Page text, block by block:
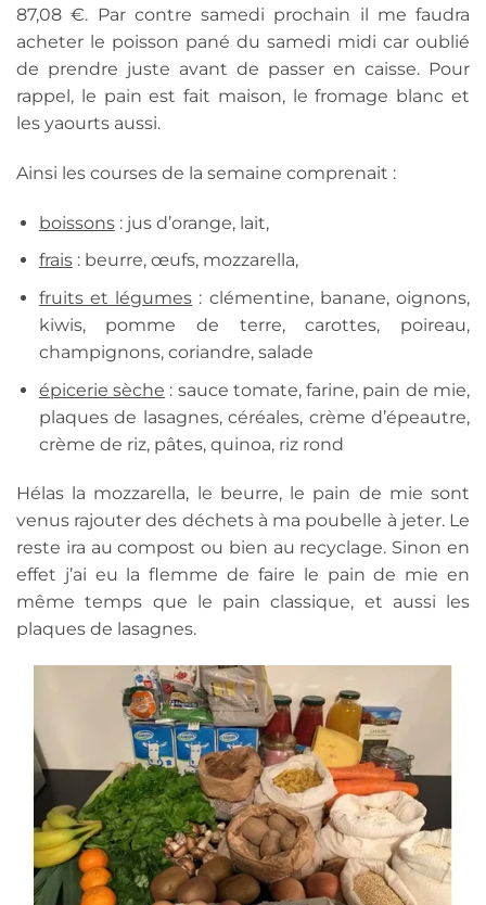
87,08 €. Par contre samedi prochain il me faudra
acheter le poisson pané du samedi midi car oublié
de prendre juste avant de passer en caisse. Pour
rappel, le pain est fait maison, le fromage blanc et
les yaourts aussi.
Ainsi les courses de la semaine comprenait :
boissons: jus d’orange, lait,
frais: beurre, œufs, mozzarella,
fruits et légumes : clémentine, banane, oignons,
kiwis, pomme de terre, carottes, poireau,
champignons, coriandre, salade
épicerie sèche : sauce tomate, farine, pain de mie,
plaques de lasagnes, céréales, crème d’épeautre,
crème de riz, pâtes, quinoa, riz rond
Hélas la mozzarella, le beurre, le pain de mie sont
venus rajouter des déchets à ma poubelle à jeter. Le
reste ira au compost ou bien au recyclage. Sinon en
effet j’ai eu la flemme de faire le pain de mie en
même temps que le pain classique, et aussi les
plaques de lasagnes.